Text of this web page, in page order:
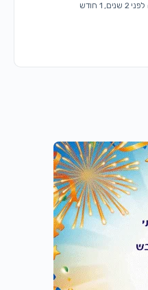
לפני 2 שנים, 1 חודש